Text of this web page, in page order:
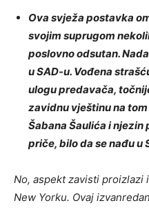
Ova svježa postavka
svojim suprugom
poslovno odsutan.
u SAD-u. Vođena
ulogu predavača,
zavidnu vještinu na
Šabana Šaulića i
priče, bilo da se nađu u
No, aspekt zavisti
New Yorku. Ovaj